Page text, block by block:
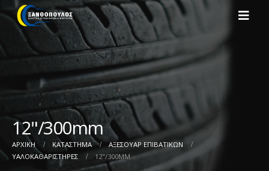
12"/300mm
ΑΡΧΙΚΉ ΚΑΤΆΣΤΗΜΑ
ΑΞΕΣΟΥΑΡ ΕΠΙΒΑΤΙΚΩΝ
ΥΑΛΟΚΑΘΑΡΙΣΤΗΡΕΣ
12"/300MM